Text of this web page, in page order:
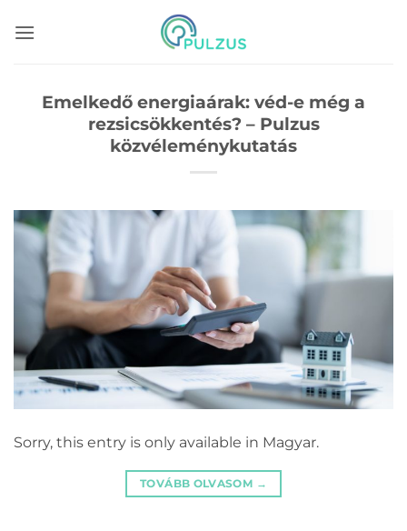
Emelkedő energiaárak: véd-e még a
rezsicsökkentés? – Pulzus
közvéleménykutatás
Sorry, this entry is only available in Magyar.
TOVÁBB OLVASOM →